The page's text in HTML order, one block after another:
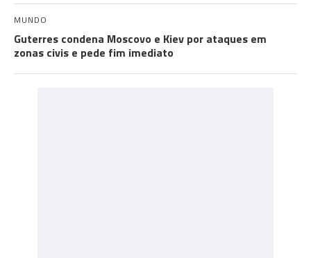
MUNDO
Guterres condena Moscovo e Kiev por ataques em
zonas civis e pede fim imediato